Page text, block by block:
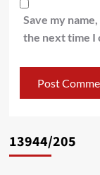
Save my
the next time I
13944/205